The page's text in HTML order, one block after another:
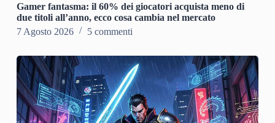
Gamer fantasma: il 60% dei giocatori acquista meno di
due titoli all’anno, ecco cosa cambia nel mercato
7 Agosto 2026
5 commenti